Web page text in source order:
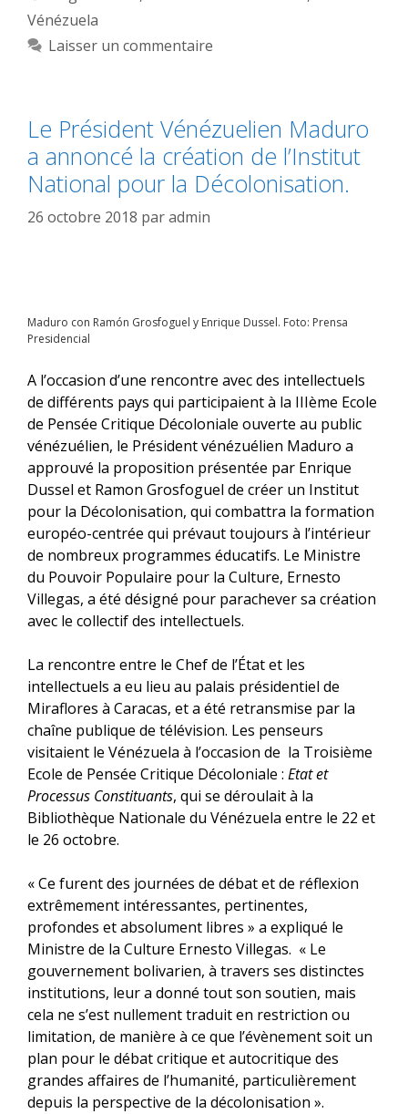
Vénézuela
Laisser un commentaire
Le Président Vénézuelien Maduro
a annoncé la création de l’Institut
National pour la Décolonisation.
26 octobre 2018 paradmin
Maduro con Ramón Grosfoguel y Enrique Dussel. Foto: Prensa
Presidencial
A l’occasion d’une rencontre avec des intellectuels
de différents pays qui participaient à la IIIème Ecole
de Pensée Critique Décoloniale ouverte au public
vénézuélien, le Président vénézuélien Maduro a
approuvé la proposition présentée par Enrique
Dussel et Ramon Grosfoguel de créer un Institut
pour la Décolonisation, qui combattra la formation
européo-centrée qui prévaut toujours à l’intérieur
de nombreux programmes éducatifs. Le Ministre
du Pouvoir Populaire pour la Culture, Ernesto
Villegas, a été désigné pour parachever sa création
avec le collectif des intellectuels.
La rencontre entre le Chef de l’État et les
intellectuels a eu lieu au palais présidentiel de
Miraflores à Caracas, et a été retransmise par la
chaîne publique de télévision. Les penseurs
visitaient le Vénézuela à l’occasion de la Troisième
Ecole de Pensée Critique Décoloniale : Etat et
Processus Constituants, qui se déroulait à la
Bibliothèque Nationale du Vénézuela entre le 22 et
le 26 octobre.
« Ce furent des journées de débat et de réflexion
extrêmement intéressantes, pertinentes,
profondes et absolument libres » a expliqué le
Ministre de la Culture Ernesto Villegas. « Le
gouvernement bolivarien, à travers ses distinctes
institutions, leur a donné tout son soutien, mais
cela ne s’est nullement traduit en restriction ou
limitation, de manière à ce que l’évènement soit un
plan pour le débat critique et autocritique des
grandes affaires de l’humanité, particulièrement
depuis la perspective de la décolonisation ».